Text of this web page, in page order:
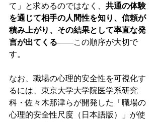
て」と求めるのではなく、 共通の体験
を通じて相手の人間性を知り、信頼が
積み上がり、その結果として率直な発
言が出てくる——この順序が大切で
す。
なお、職場の心理的安全性を可視化す
るには、東京大学大学院医学系研究
科・佐々木那津らが開発した「職場の
心理的安全性尺度（日本語版）」が使